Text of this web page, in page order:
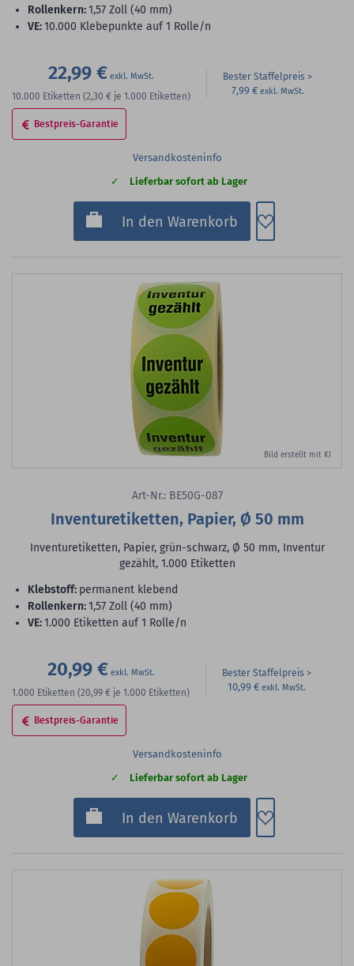
Rollenkern:1,57 Zoll (40 mm)
VE:10.000 Klebepunkte auf 1 Rolle/n
22,99 €
10.000 Etiketten (2,30 € je 1.000 Etiketten)
Bester Staffelpreis
7,99 €
Bestpreis-Garantie
Versandkosteninfo
Lieferbar sofort ab Lager
In den Warenkorb Zum
Bild erstellt mit KI
Art-Nr.: BE50G-087
Inventuretiketten, Papier, Ø 50 mm
Inventuretiketten, Papier, grün-schwarz, Ø 50 mm, Inventur
gezählt, 1.000 Etiketten
Klebstoff: permanent klebend
Rollenkern:1,57 Zoll (40 mm)
VE:1.000 Etiketten auf 1 Rolle/n
20,99 €
1.000 Etiketten (20,99 € je 1.000 Etiketten)
Bester Staffelpreis
10,99 €
Bestpreis-Garantie
Versandkosteninfo
Lieferbar sofort ab Lager
In den Warenkorb Zum